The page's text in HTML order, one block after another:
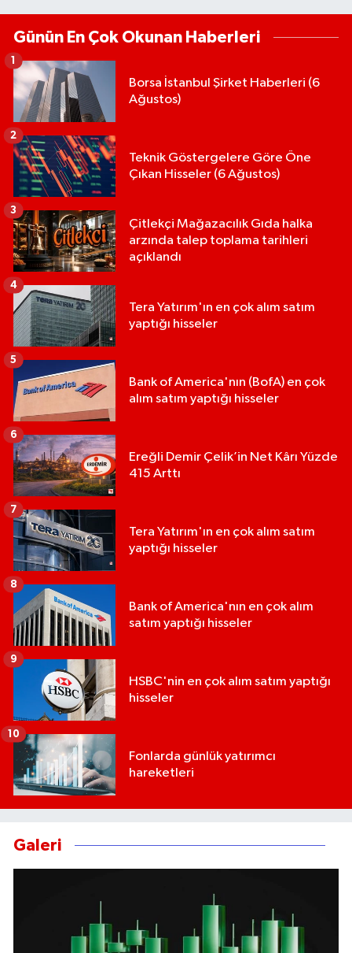
Günün En Çok Okunan Haberleri
Borsa İstanbul Şirket Haberleri (6
Ağustos)
1
Teknik Göstergelere Göre Öne
Çıkan Hisseler (6 Ağustos)
2
Çitlekçi Mağazacılık Gıda halka
arzında talep toplama tarihleri
açıklandı
3
Tera Yatırım'ın en çok alım satım
yaptığı hisseler
4
Bank of America'nın (BofA) en çok
alım satım yaptığı hisseler
5
Ereğli Demir Çelik’in Net Kârı Yüzde
415 Arttı
6
Tera Yatırım'ın en çok alım satım
yaptığı hisseler
7
Bank of America'nın en çok alım
satım yaptığı hisseler
8
HSBC'nin en çok alım satım yaptığı
hisseler
9
Fonlarda günlük yatırımcı
hareketleri
10
Galeri